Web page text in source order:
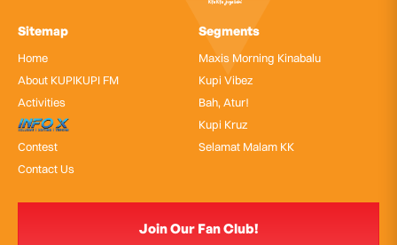
Sitemap
Home
About KUPIKUPI FM
Activities
InfoX
Contest
Contact Us
Segments
Maxis Morning Kinabalu
Kupi Vibez
Bah, Atur!
Kupi Kruz
Selamat Malam KK
Join Our Fan Club!